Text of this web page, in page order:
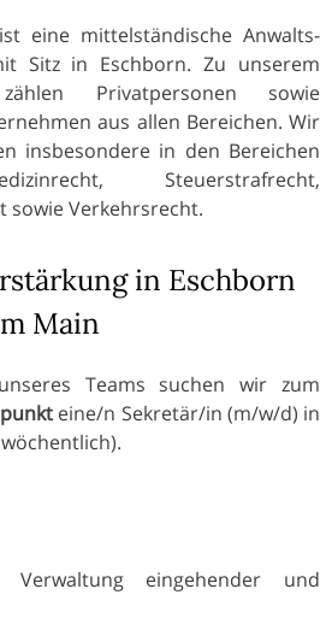
eine mittelständische Anwalts-
Sitz in Eschborn. Zu unserem
Privatpersonen sowie
aus allen Bereichen. Wir
insbesondere in den Bereichen
Steuerstrafrecht,
sowie Verkehrsrecht.
in Eschborn
Main
Teams suchen wir zum
eine/n Sekretär/in (m/w/d) in
Verwaltung eingehender und